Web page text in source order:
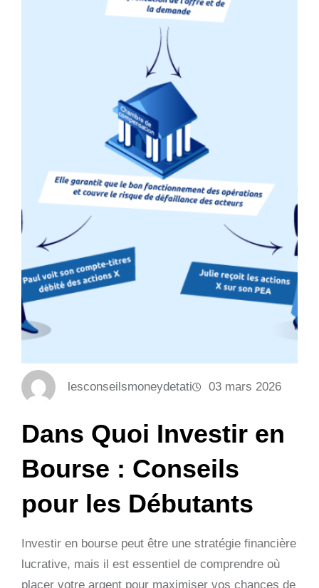
lesconseilsmoneydetati 03 mars 2026
Dans Quoi Investir en
Bourse : Conseils
pour les Débutants
Investir en bourse peut être une stratégie financière
lucrative, mais il est essentiel de comprendre où
placer votre argent pour maximiser vos chances de